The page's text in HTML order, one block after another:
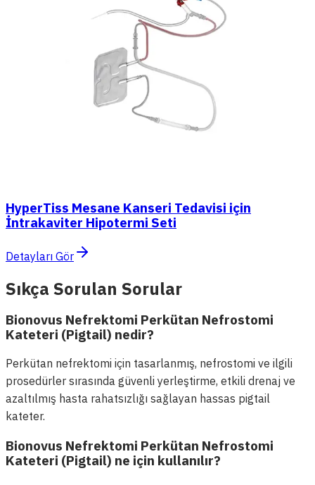
HyperTiss Mesane Kanseri Tedavisi için
İntrakaviter Hipotermi Seti
Detayları Gör
Sıkça Sorulan Sorular
Bionovus Nefrektomi Perkütan Nefrostomi
Kateteri (Pigtail) nedir?
Perkütan nefrektomi için tasarlanmış, nefrostomi ve ilgili
prosedürler sırasında güvenli yerleştirme, etkili drenaj ve
azaltılmış hasta rahatsızlığı sağlayan hassas pigtail
kateter.
Bionovus Nefrektomi Perkütan Nefrostomi
Kateteri (Pigtail) ne için kullanılır?